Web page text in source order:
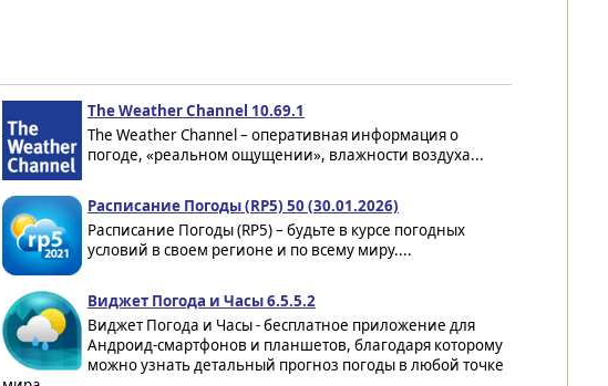
The Weather Channel 10.69.1
The Weather Channel – оперативная информация о
погоде, «реальном ощущении», влажности воздуха...
Расписание Погоды (RP5) 50 (30.01.2026)
Расписание Погоды (RP5) – будьте в курсе погодных
условий в своем регионе и по всему миру....
Виджет Погода и Часы 6.5.5.2
Виджет Погода и Часы - бесплатное приложение для
Андроид-смартфонов и планшетов, благодаря которому
можно узнать детальный прогноз погоды в любой точке